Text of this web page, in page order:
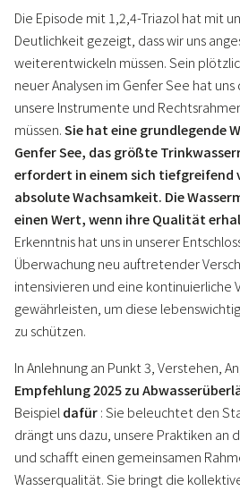
Die Episode mit 1,2,4-Triazol hat mit
Deutlichkeit gezeigt, dass wir uns
weiterentwickeln müssen. Sein
neuer Analysen im Genfer See hat
unsere Instrumente und
müssen.Sie hat eine grundlegende
Genfer See, das größte
erfordert in einem sich tiefgreifend
absolute Wachsamkeit. Die
einen Wert, wenn ihre Qualität
Erkenntnis hat uns in unserer
Überwachung neu auftretender
intensivieren und eine kontinuierliche
gewährleisten, um diese
zu schützen.
In Anlehnung an Punkt 3, Verstehen,
Empfehlung 2025 zu
Beispiel dafür: Sie beleuchtet den
drängt uns dazu, unsere Praktiken an
und schafft einen gemeinsamen
Wasserqualität. Sie bringt die